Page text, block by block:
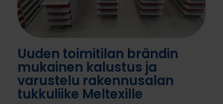
Uuden toimitilan brändin
mukainen kalustus ja
varustelu rakennusalan
tukkuliike Meltexille